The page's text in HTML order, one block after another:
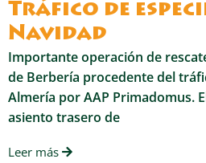
Tráfico de
Navidad
Importante operación de
de Berbería procedente del
Almería por AAP Primadomus.
asiento trasero de
Leer más